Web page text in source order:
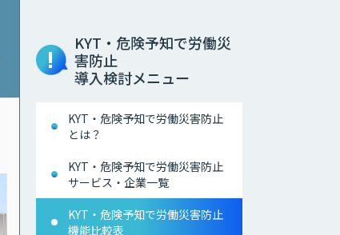
KYT・危険予知で労働災
害防止
導入検討メニュー
KYT・危険予知で労働災害防止
とは？
KYT・危険予知で労働災害防止
サービス・企業一覧
KYT・危険予知で労働災害防止
機能比較表